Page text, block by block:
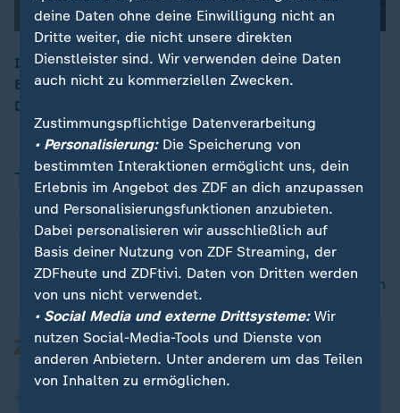
Interview mit Wolfgang Büscher von der Arche in
Berlin:"Lehrerinnen und Lehrer haben leider Angst, die
Dinge auszusprechen."
Thema
Schule
nach oben
deine Daten ohne deine Einwilligung nicht an
Dritte weiter, die nicht unsere direkten
Dienstleister sind. Wir verwenden deine Daten
auch nicht zu kommerziellen Zwecken.
Zustimmungspflichtige Datenverarbeitung
• Personalisierung:Die Speicherung von
bestimmten Interaktionen ermöglicht uns, dein
Erlebnis im Angebot des ZDF an dich anzupassen
und Personalisierungsfunktionen anzubieten.
Dabei personalisieren wir ausschließlich auf
Basis deiner Nutzung von ZDF Streaming, der
ZDFheute und ZDFtivi. Daten von Dritten werden
von uns nicht verwendet.
• Social Media und externe Drittsysteme:Wir
nutzen Social-Media-Tools und Dienste von
anderen Anbietern. Unter anderem um das Teilen
von Inhalten zu ermöglichen.